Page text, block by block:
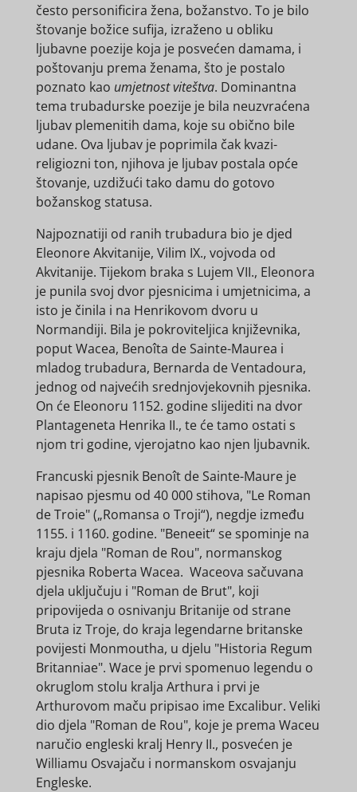
često personificira žena, božanstvo. To je bilo
štovanje božice sufija, izraženo u obliku
ljubavne poezije koja je posvećen damama, i
poštovanju prema ženama, što je postalo
poznato kao umjetnost viteštva. Dominantna
tema trubadurske poezije je bila neuzvraćena
ljubav plemenitih dama, koje su obično bile
udane. Ova ljubav je poprimila čak kvazi-
religiozni ton, njihova je ljubav postala opće
štovanje, uzdižući tako damu do gotovo
božanskog statusa.
Najpoznatiji od ranih trubadura bio je djed
Eleonore Akvitanije, Vilim IX., vojvoda od
Akvitanije. Tijekom braka s Lujem VII., Eleonora
je punila svoj dvor pjesnicima i umjetnicima, a
isto je činila i na Henrikovom dvoru u
Normandiji. Bila je pokroviteljica književnika,
poput Wacea, Benoîta de Sainte-Maurea i
mladog trubadura, Bernarda de Ventadoura,
jednog od najvećih srednjovjekovnih pjesnika.
On će Eleonoru 1152. godine slijediti na dvor
Plantageneta Henrika II., te će tamo ostati s
njom tri godine, vjerojatno kao njen ljubavnik.
Francuski pjesnik Benoît de Sainte-Maure je
napisao pjesmu od 40 000 stihova, "Le Roman
de Troie" („Romansa o Troji“), negdje između
1155. i 1160. godine. "Beneeit“ se spominje na
kraju djela "Roman de Rou", normanskog
pjesnika Roberta Wacea. Waceova sačuvana
djela uključuju i "Roman de Brut", koji
pripovijeda o osnivanju Britanije od strane
Bruta iz Troje, do kraja legendarne britanske
povijesti Monmoutha, u djelu "Historia Regum
Britanniae". Wace je prvi spomenuo legendu o
okruglom stolu kralja Arthura i prvi je
Arthurovom maču pripisao ime Excalibur. Veliki
dio djela "Roman de Rou", koje je prema Waceu
naručio engleski kralj Henry II., posvećen je
Williamu Osvajaču i normanskom osvajanju
Engleske.